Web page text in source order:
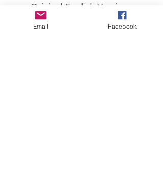
Original English Version
Email Facebook